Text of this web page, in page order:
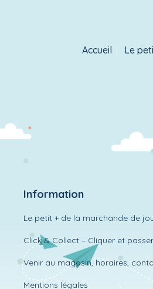
Accueil Le
Information
Le petit + de la marchande de
Click & Collect – Cliquer et
Venir au magasin, horaires,
Mentions légales